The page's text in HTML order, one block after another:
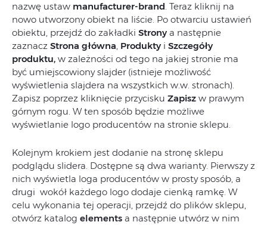
nazwę ustaw manufacturer-brand. Teraz kliknij na
nowo utworzony obiekt na liście. Po otwarciu ustawień
obiektu, przejdź do zakładki Strony a następnie
zaznacz Strona główna, Produkty i Szczegóły
produktu, w zależności od tego na jakiej stronie ma
być umiejscowiony slajder (istnieje możliwość
wyświetlenia slajdera na wszystkich w.w. stronach).
Zapisz poprzez kliknięcie przycisku Zapisz w prawym
górnym rogu. W ten sposób będzie możliwe
wyświetlanie logo producentów na stronie sklepu.
Kolejnym krokiem jest dodanie na stronę sklepu
podglądu slidera. Dostępne są dwa warianty. Pierwszy z
nich wyświetla loga producentów w prosty sposób, a
drugi wokół każdego logo dodaje cienką ramkę. W
celu wykonania tej operacji, przejdź do plików sklepu,
otwórz katalog elements a następnie utwórz w nim